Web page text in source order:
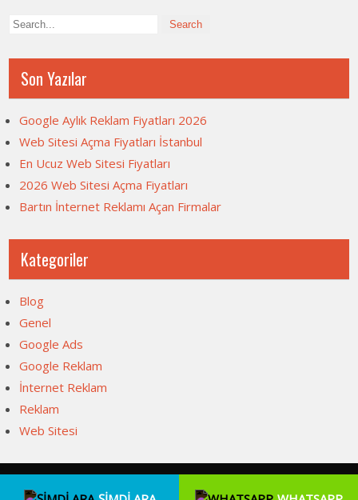
Son Yazılar
Google Aylık Reklam Fiyatları 2026
Web Sitesi Açma Fiyatları İstanbul
En Ucuz Web Sitesi Fiyatları
2026 Web Sitesi Açma Fiyatları
Bartın İnternet Reklamı Açan Firmalar
Kategoriler
Blog
Genel
Google Ads
Google Reklam
İnternet Reklam
Reklam
Web Sitesi